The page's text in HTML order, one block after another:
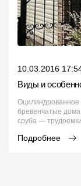
10.03.2016
Виды и
Оцилиндрованное
бревенчатые
сруба —
Подробнее